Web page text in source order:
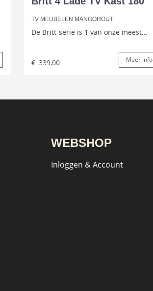
TV MEUBELEN MANGOHOUT
De Britt-serie is 1 van onze meest…
€ 339,00 Meer info
WEBSHOP
Inloggen & Account